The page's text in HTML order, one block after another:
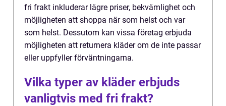
fri frakt inkluderar lägre priser, bekvämlighet och
möjligheten att shoppa när som helst och var
som helst. Dessutom kan vissa företag erbjuda
möjligheten att returnera kläder om de inte passar
eller uppfyller förväntningarna.
Vilka typer av kläder erbjuds
vanligtvis med fri frakt?